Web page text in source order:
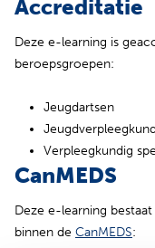
Accreditatie
Deze e-learning is
beroepsgroepen:
Jeugdartsen
Verpleegkundig
CanMEDS
Deze e-learning
binnen de CanMEDS: